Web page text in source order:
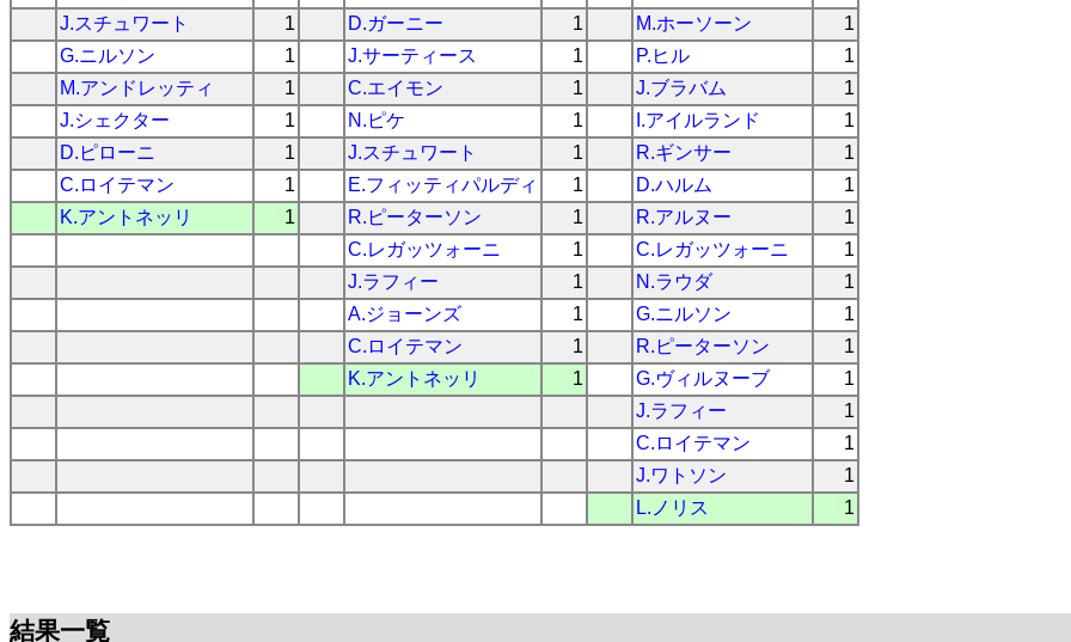
J.スチュワート
1 D.ガーニー 1 M.ホーソーン
1
G.ニルソン
1 J.サーティース 1 P.ヒル
1
M.アンドレッティ
1 C.エイモン 1 J.ブラバム
1
J.シェクター
1 N.ピケ 1 I.アイルランド
1
D.ピローニ
1 J.スチュワート 1 R.ギンサー
1
C.ロイテマン
1 E.フィッティパルディ 1 D.ハルム
1
K.アントネッリ
1 R.ピーターソン 1 R.アルヌー
1
C.レガッツォーニ
1 C.レガッツォーニ
1
J.ラフィー
1 N.ラウダ
1
A.ジョーンズ
1 G.ニルソン
1
C.ロイテマン
1 R.ピーターソン
1
K.アントネッリ
1 G.ヴィルヌーブ
1
J.ラフィー
1
C.ロイテマン
1
J.ワトソン
1
L.ノリス
1
結果一覧